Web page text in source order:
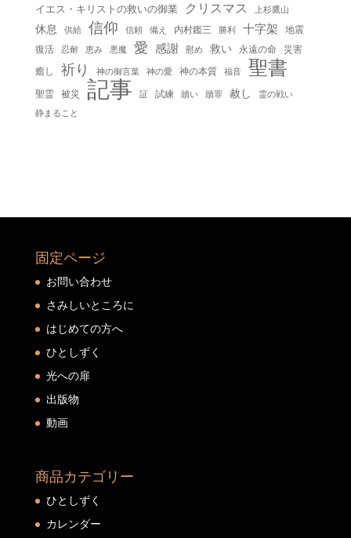
イエス・キリストの救いの御業
クリスマス 上杉鷹山
休息 供給 信仰 信頼 備え 内村鑑三 勝利 十字架
地震
復活
忍耐 恵み 悪魔 愛 感謝 慰め 救い 永遠の命
災害
癒し
祈り 神の御言葉 神の愛 神の本質 福音 聖書
聖霊 被災 記事 証 試練 贖い 贖罪 赦し 霊の戦い
静まること
固定ページ
お問い合わせ
さみしいところに
はじめての方へ
ひとしずく
光への扉
出版物
動画
商品カテゴリー
ひとしずく
カレンダー